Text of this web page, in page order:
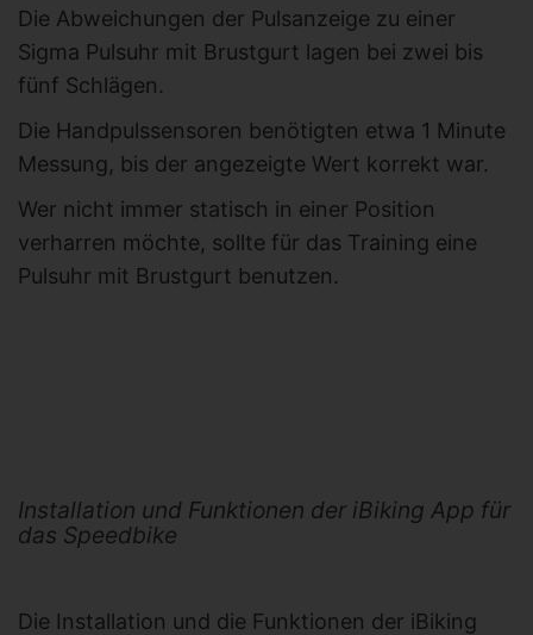
Die Abweichungen der Pulsanzeige zu einer
Sigma Pulsuhr mit Brustgurt lagen bei zwei bis
fünf Schlägen.
Die Handpulssensoren benötigten etwa 1 Minute
Messung, bis der angezeigte Wert korrekt war.
Wer nicht immer statisch in einer Position
verharren möchte, sollte für das Training eine
Pulsuhr mit Brustgurt benutzen.
Installation und Funktionen der iBiking App für
das Speedbike
Die Installation und die Funktionen der iBiking